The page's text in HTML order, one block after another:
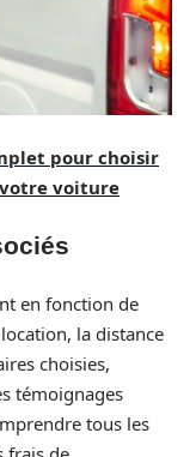
pour choisir
voiture
en fonction de
la distance
choisies,
témoignages
tous les